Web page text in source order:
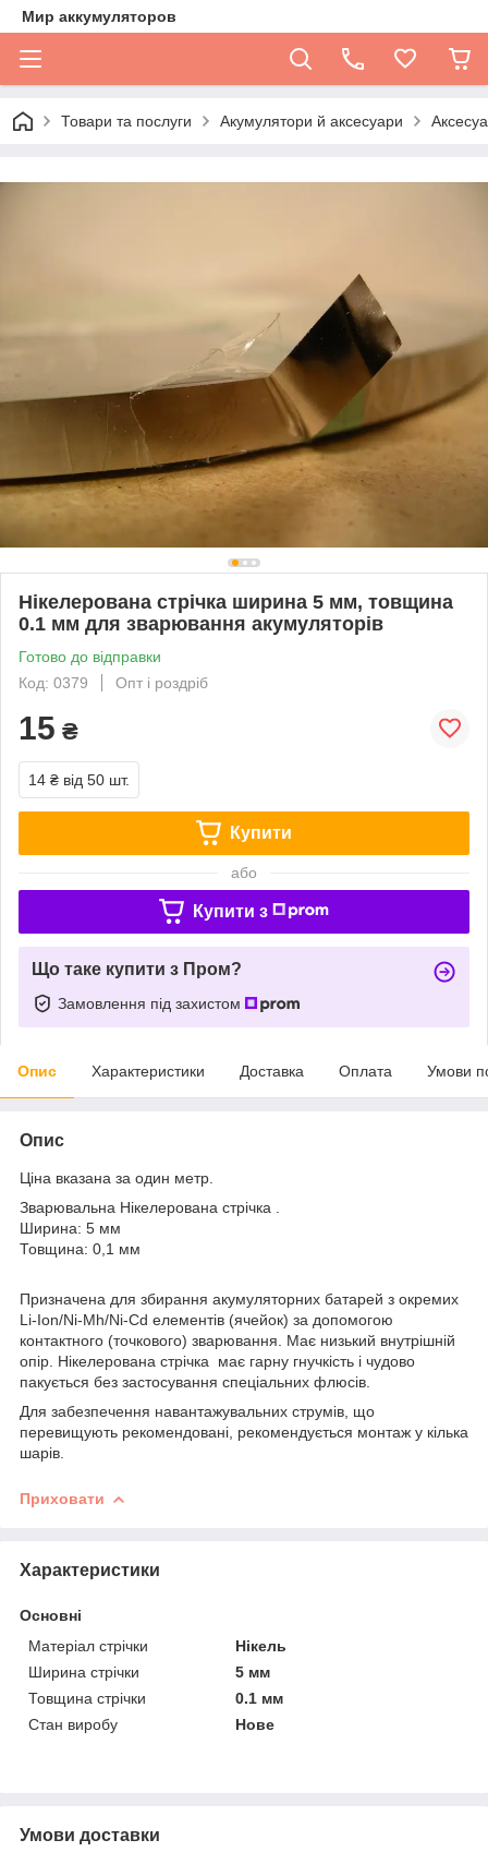
Мир аккумуляторов
Товари та послуги Акумулятори й аксесуари
Нікелерована стрічка ширина 5 мм, товщина
0.1 мм для зварювання акумуляторів
Готово до відправки
Код: 0379
Опт і роздріб
15 ₴
14 ₴ від 50 шт.
Купити
або
Купити з
Що таке купити з Пром?
Замовлення під захистом
Опис Характеристики Доставка Оплата Умови
Опис
Ціна вказана за один метр.
Зварювальна Нікелерована стрічка .
Ширина: 5 мм
Товщина: 0,1 мм
Призначена для збирання акумуляторних батарей з окремих
Li-Ion/Ni-Mh/Ni-Cd елементів (ячейок) за допомогою
контактного (точкового) зварювання. Має низький внутрішній
опір. Нікелерована стрічка має гарну гнучкість і чудово
пакується без застосування спеціальних флюсів.
Для забезпечення навантажувальних струмів, що
перевищують рекомендовані, рекомендується монтаж у кілька
шарів.
Приховати
Характеристики
Основні
Матеріал стрічки
Нікель
Ширина стрічки
5 мм
Товщина стрічки
0.1 мм
Стан виробу
Нове
Умови доставки